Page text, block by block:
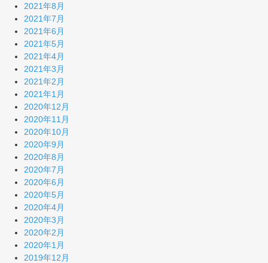
2021年8月
2021年7月
2021年6月
2021年5月
2021年4月
2021年3月
2021年2月
2021年1月
2020年12月
2020年11月
2020年10月
2020年9月
2020年8月
2020年7月
2020年6月
2020年5月
2020年4月
2020年3月
2020年2月
2020年1月
2019年12月